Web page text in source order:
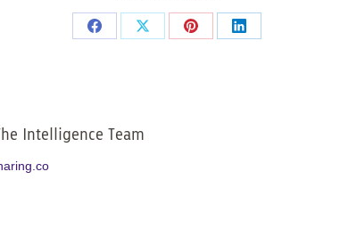
Share
Share
Share
Share
Intelligence Team